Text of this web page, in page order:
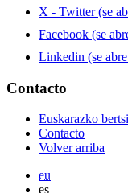
X - Twitter (se
Facebook (se
Linkedin (se
Contacto
Euskarazko
Contacto
Volver arriba
eu
es